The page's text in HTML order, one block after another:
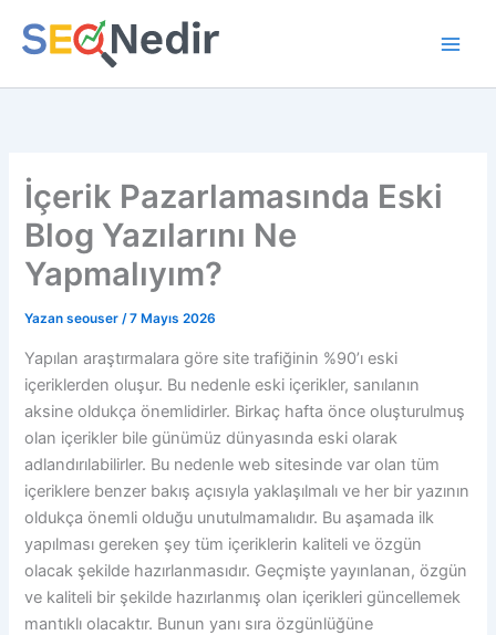
atla
İçerik Pazarlamasında Eski
Blog Yazılarını Ne
Yapmalıyım?
Yazan seouser/7 Mayıs 2026
Yapılan araştırmalara göre site trafiğinin %90’ı eski
içeriklerden oluşur. Bu nedenle eski içerikler, sanılanın
aksine oldukça önemlidirler. Birkaç hafta önce oluşturulmuş
olan içerikler bile günümüz dünyasında eski olarak
adlandırılabilirler. Bu nedenle web sitesinde var olan tüm
içeriklere benzer bakış açısıyla yaklaşılmalı ve her bir yazının
oldukça önemli olduğu unutulmamalıdır. Bu aşamada ilk
yapılması gereken şey tüm içeriklerin kaliteli ve özgün
olacak şekilde hazırlanmasıdır. Geçmişte yayınlanan, özgün
ve kaliteli bir şekilde hazırlanmış olan içerikleri güncellemek
mantıklı olacaktır. Bunun yanı sıra özgünlüğüne